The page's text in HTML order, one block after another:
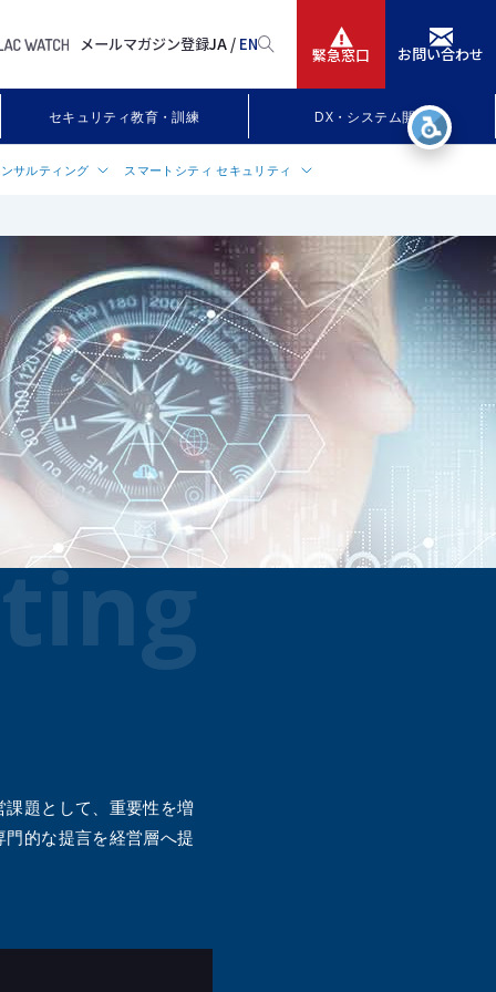
メールマガジン登録JA / EN 緊急窓口 お問い合わせ
セキュリティ教育・訓練 DX・システム開発
ス
セス
ト
アセ
サルティング
ティングサービス
ランドデザイン策定支援
支援
リティ・情報システム標準策定
スマートシティ セキュリティ
スマートシティ・スーパーシティ向け
サービス
ニュースリリース
IR情報
採用
メールマガジン
題として、重要性を増
的な提言を経営層へ提